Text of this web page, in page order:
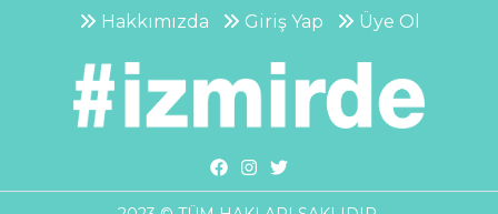
Hakkımızda Giriş Yap Üye Ol